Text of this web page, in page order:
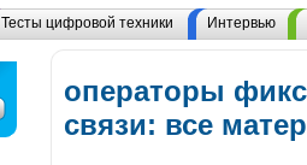
Тесты цифровой техники Интервью
операторы
связи: все